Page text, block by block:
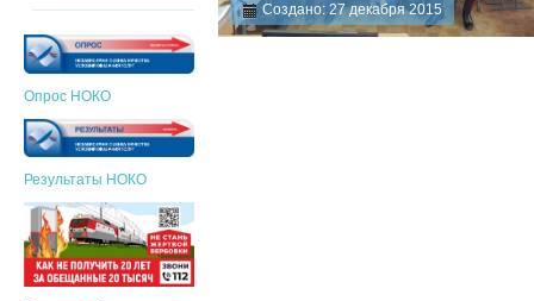
Создано: 27 декабря 2015
Опрос НОКО
Результаты НОКО